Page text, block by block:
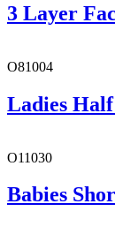
3 Layer
O81004
Ladies
O11030
Babies